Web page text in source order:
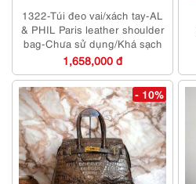
1322-Túi đeo vai/xách tay-AL
& PHIL Paris leather shoulder
bag-Chưa sử dụng/Khá sạch
1,658,000 đ
- 10%